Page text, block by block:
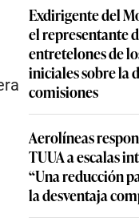
Exdirigente del
el representante
entretelones de
iniciales sobre la
comisiones
Aerolíneas
TUUA a escalas
“Una reducción
la desventaja